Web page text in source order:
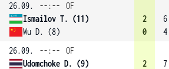
26.09.
--:--
OF
Ismailov T. (11)
Wu D. (8)
2
0
6
4
26.09.
--:--
OF
Udomchoke D. (9)
2
7